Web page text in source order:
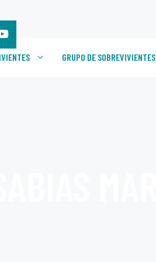
GRUPO DE SOBREVIVIENTES